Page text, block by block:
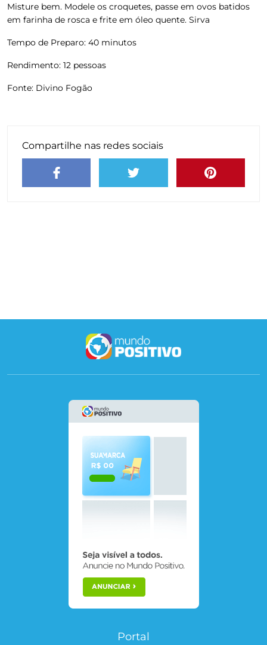
Misture bem. Modele os croquetes, passe em ovos batidos
em farinha de rosca e frite em óleo quente. Sirva
Tempo de Preparo: 40 minutos
Rendimento: 12 pessoas
Fonte: Divino Fogão
Compartilhe nas redes sociais
Portal